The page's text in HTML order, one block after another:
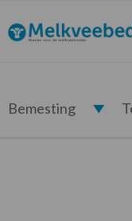
de
hoofdnavigatie
de
hoofd
de
eerste
de
voettekst
Melkveebedrijf.nl
Bemesting